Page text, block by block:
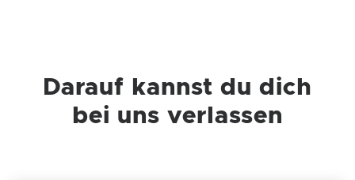
Darauf kannst du dich
bei uns verlassen